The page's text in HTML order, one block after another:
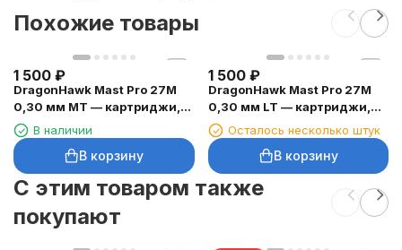
Похожие товары
1 500 ₽
DragonHawk Mast Pro 27M
0,30 мм MT — картриджи,
20 шт.В наличии
В корзину
1 500 ₽
DragonHawk Mast Pro 27M
0,30 мм LT — картриджи,
20 шт.Осталось несколько штук
В корзину
C этим товаром также
покупают